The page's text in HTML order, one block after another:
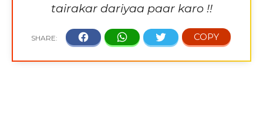
tairakar dariyaa paar karo !!